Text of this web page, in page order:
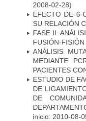
2008-02-28)
EFECTO DE 6-
SU RELACIÓN
FASE II:
FUSIÓN-
ANÁLISIS
MEDIANTE
PACIENTES
ESTUDIO DE
DE
DE
inicio: 2010-08-